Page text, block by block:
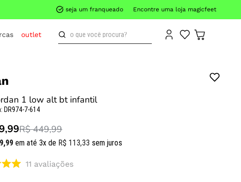
seja um franqueado Encontre uma loja magicfeet
outlet
o que você procura?
1 low alt bt infantil
:DR974-7-614
R$ 449,99
,99 em até 3x de R$ 113,33 sem juros
11 avaliações